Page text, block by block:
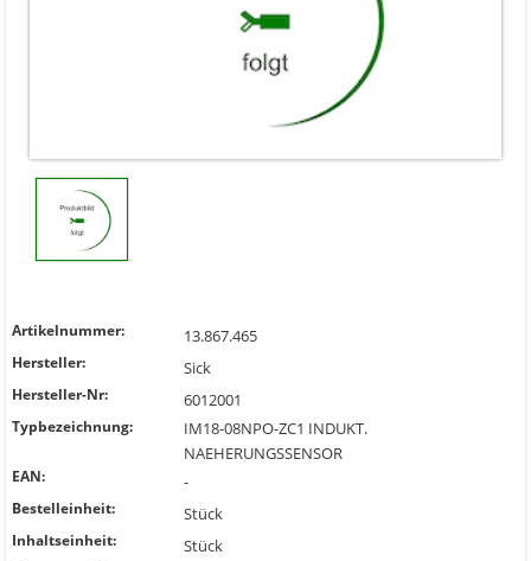
Artikelnummer: 13.867.465
Hersteller: Sick
Hersteller-Nr: 6012001
Typbezeichnung:
IM18-08NPO-ZC1 INDUKT.
NAEHERUNGSSENSOR
EAN: -
Bestelleinheit: Stück
Inhaltseinheit: Stück